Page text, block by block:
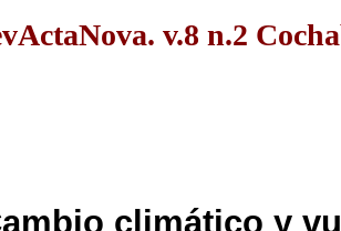
v.8 n.2
climático y